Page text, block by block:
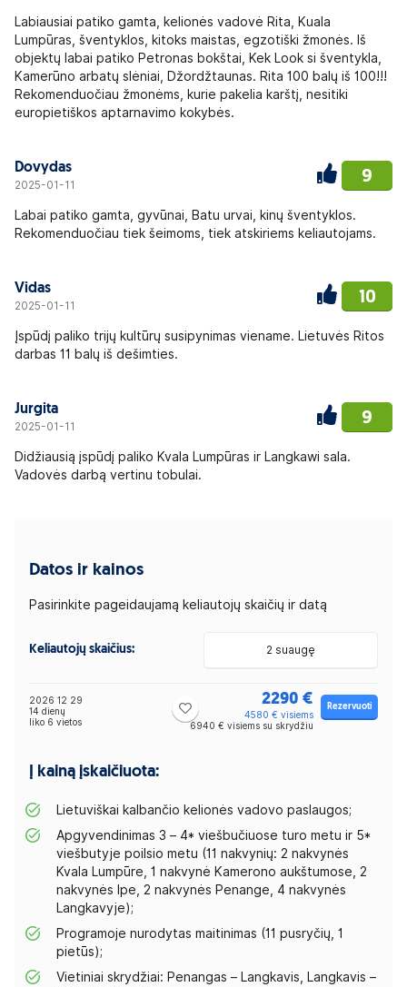
Labiausiai patiko gamta, kelionės vadovė Rita, Kuala
Lumpūras, šventyklos, kitoks maistas, egzotiški žmonės. Iš
objektų labai patiko Petronas bokštai, Kek Look si šventykla,
Kamerūno arbatų slėniai, Džordžtaunas. Rita 100 balų iš 100!!!
Rekomenduočiau žmonėms, kurie pakelia karštį, nesitiki
europietiškos aptarnavimo kokybės.
Dovydas
2025-01-11 9
Labai patiko gamta, gyvūnai, Batu urvai, kinų šventyklos.
Rekomenduočiau tiek šeimoms, tiek atskiriems keliautojams.
Vidas
2025-01-11 10
Įspūdį paliko trijų kultūrų susipynimas viename. Lietuvės Ritos
darbas 11 balų iš dešimties.
Jurgita
2025-01-11 9
Didžiausią įspūdį paliko Kvala Lumpūras ir Langkawi sala.
Vadovės darbą vertinu tobulai.
Datos ir kainos
Pasirinkite pageidaujamą keliautojų skaičių ir datą
Keliautojų skaičius: 2 suaugę
2026 12 29
14 dienų
liko 6 vietos
2290 €
4580 € visiems
6940 € visiems su skrydžiu
Rezervuoti
Į kainą įskaičiuota:
Lietuviškai kalbančio kelionės vadovo paslaugos;
Apgyvendinimas 3 – 4* viešbučiuose turo metu ir 5*
viešbutyje poilsio metu (11 nakvynių: 2 nakvynės
Kvala Lumpūre, 1 nakvynė Kamerono aukštumose, 2
nakvynės Ipe, 2 nakvynės Penange, 4 nakvynės
Langkavyje);
Programoje nurodytas maitinimas (11 pusryčių, 1
pietūs);
Vietiniai skrydžiai: Penangas – Langkavis, Langkavis –